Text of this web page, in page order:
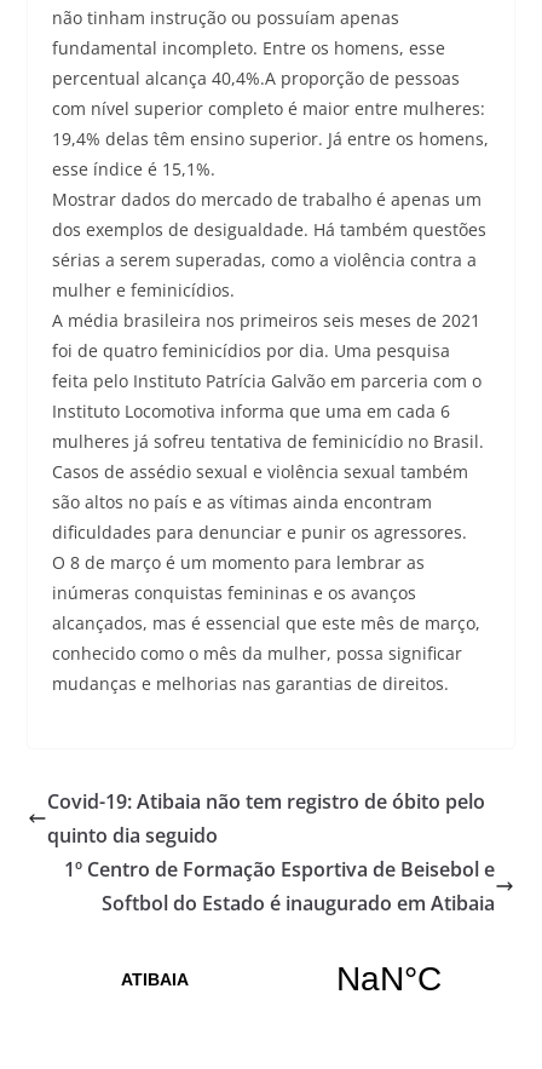
não tinham instrução ou possuíam apenas
fundamental incompleto. Entre os homens, esse
percentual alcança 40,4%.A proporção de pessoas
com nível superior completo é maior entre mulheres:
19,4% delas têm ensino superior. Já entre os homens,
esse índice é 15,1%.
Mostrar dados do mercado de trabalho é apenas um
dos exemplos de desigualdade. Há também questões
sérias a serem superadas, como a violência contra a
mulher e feminicídios.
A média brasileira nos primeiros seis meses de 2021
foi de quatro feminicídios por dia. Uma pesquisa
feita pelo Instituto Patrícia Galvão em parceria com o
Instituto Locomotiva informa que uma em cada 6
mulheres já sofreu tentativa de feminicídio no Brasil.
Casos de assédio sexual e violência sexual também
são altos no país e as vítimas ainda encontram
dificuldades para denunciar e punir os agressores.
O 8 de março é um momento para lembrar as
inúmeras conquistas femininas e os avanços
alcançados, mas é essencial que este mês de março,
conhecido como o mês da mulher, possa significar
mudanças e melhorias nas garantias de direitos.
Covid-19: Atibaia não tem registro de óbito pelo
quinto dia seguido
1º Centro de Formação Esportiva de Beisebol e
Softbol do Estado é inaugurado em Atibaia